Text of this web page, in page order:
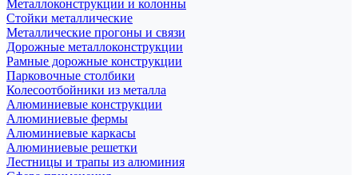
Металлоконструкции и колонны
Стойки металлические
Металлические прогоны и связи
Дорожные металлоконструкции
Рамные дорожные конструкции
Парковочные столбики
Колесоотбойники из металла
Алюминиевые конструкции
Алюминиевые фермы
Алюминиевые каркасы
Алюминиевые решетки
Лестницы и трапы из алюминия